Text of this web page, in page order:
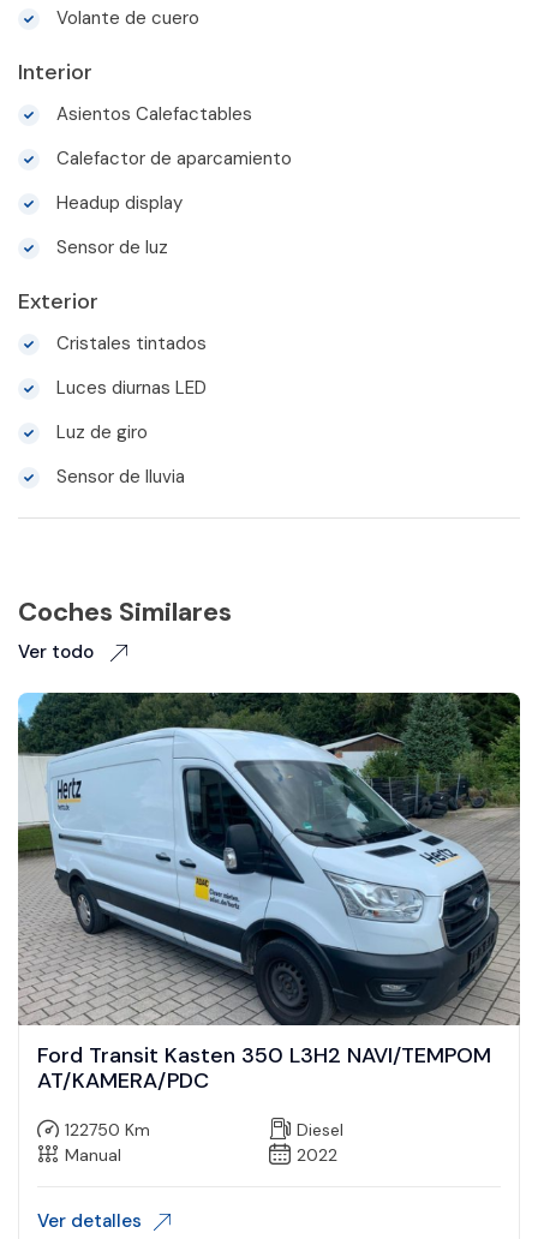
Volante de cuero
Interior
Asientos Calefactables
Calefactor de aparcamiento
Headup display
Sensor de luz
Exterior
Cristales tintados
Luces diurnas LED
Luz de giro
Sensor de lluvia
Coches Similares
Ver todo
Ford Transit Kasten 350 L3H2 NAVI/TEMPOM
AT/KAMERA/PDC
122750 Km
Diesel
Manual
2022
Ver detalles